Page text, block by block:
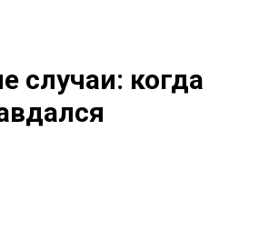
случаи: когда